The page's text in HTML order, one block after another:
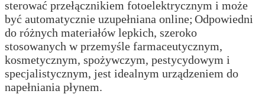
sterować przełącznikiem fotoelektrycznym i może
być automatycznie uzupełniana online; Odpowiedni
do różnych materiałów lepkich, szeroko
stosowanych w przemyśle farmaceutycznym,
kosmetycznym, spożywczym, pestycydowym i
specjalistycznym, jest idealnym urządzeniem do
napełniania płynem.